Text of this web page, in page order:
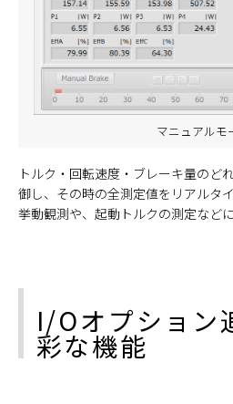
マニュアルモ
トルク・回転速度・ブレーキ量のど
御し、その時の全測定値をリアルタ
挙動観測や、起動トルクの測定など
I/Oオプション
彩な機能